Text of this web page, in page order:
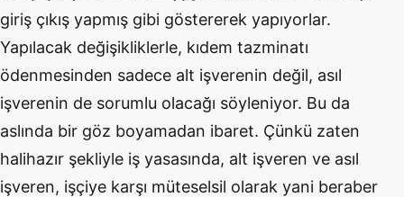
giriş çıkış yapmış gibi göstererek yapıyorlar.
Yapılacak değişikliklerle, kıdem tazminatı
ödenmesinden sadece alt işverenin değil, asıl
işverenin de sorumlu olacağı söyleniyor. Bu da
aslında bir göz boyamadan ibaret. Çünkü zaten
halihazır şekliyle iş yasasında, alt işveren ve asıl
işveren, işçiye karşı müteselsil olarak yani beraber